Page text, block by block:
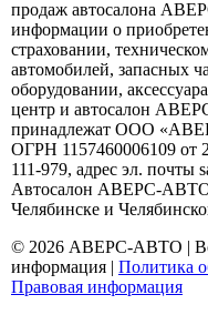
продаж автосалона
информации о
страховании,
автомобилей, запасных
оборудовании,
центр и автосалон
принадлежат ООО
ОГРН 1157460006109 от
111-979, адрес эл. почты
Автосалон АВЕРС-АВТО
Челябинске и
© 2026 АВЕРС-АВТО |
информация | Политика
Правовая информация